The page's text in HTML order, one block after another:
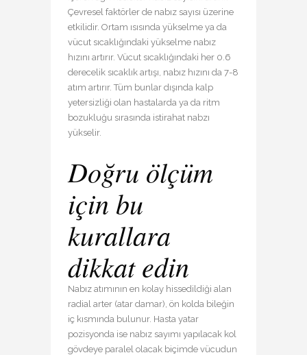
Çevresel faktörler de nabız sayısı üzerine
etkilidir. Ortam ısısında yükselme ya da
vücut sıcaklığındaki yükselme nabız
hızını artırır. Vücut sıcaklığındaki her 0.6
derecelik sıcaklık artışı, nabız hızını da 7-8
atım artırır. Tüm bunlar dışında kalp
yetersizliği olan hastalarda ya da ritm
bozukluğu sırasında istirahat nabzı
yükselir.
Doğru ölçüm
için bu
kurallara
dikkat edin
Nabız atımının en kolay hissedildiği alan
radial arter (atar damar), ön kolda bileğin
iç kısmında bulunur. Hasta yatar
pozisyonda ise nabız sayımı yapılacak kol
gövdeye paralel olacak biçimde vücudun